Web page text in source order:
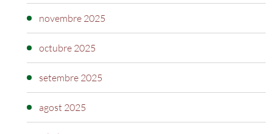
novembre 2025
octubre 2025
setembre 2025
agost 2025